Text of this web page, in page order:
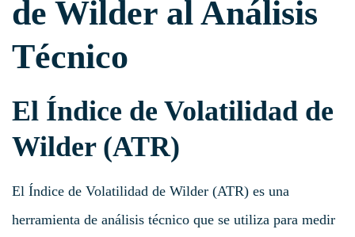
de Wilder al Análisis
Técnico
El Índice de Volatilidad de
Wilder (ATR)
El Índice de Volatilidad de Wilder (ATR) es una
herramienta de análisis técnico que se utiliza para medir